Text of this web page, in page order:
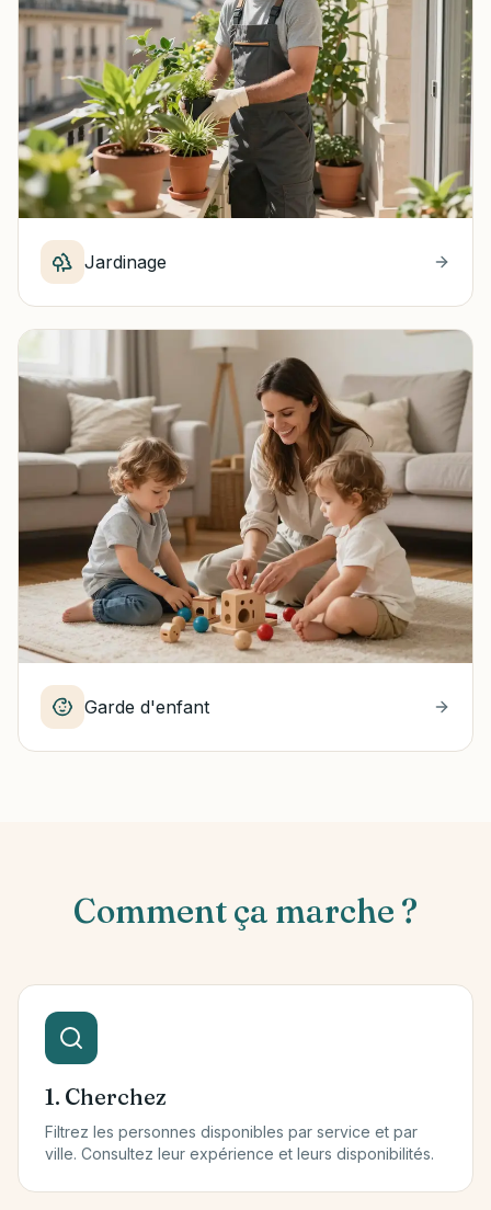
Jardinage
Garde d'enfant
Comment ça marche ?
1. Cherchez
Filtrez les personnes disponibles par service et par
ville. Consultez leur expérience et leurs disponibilités.